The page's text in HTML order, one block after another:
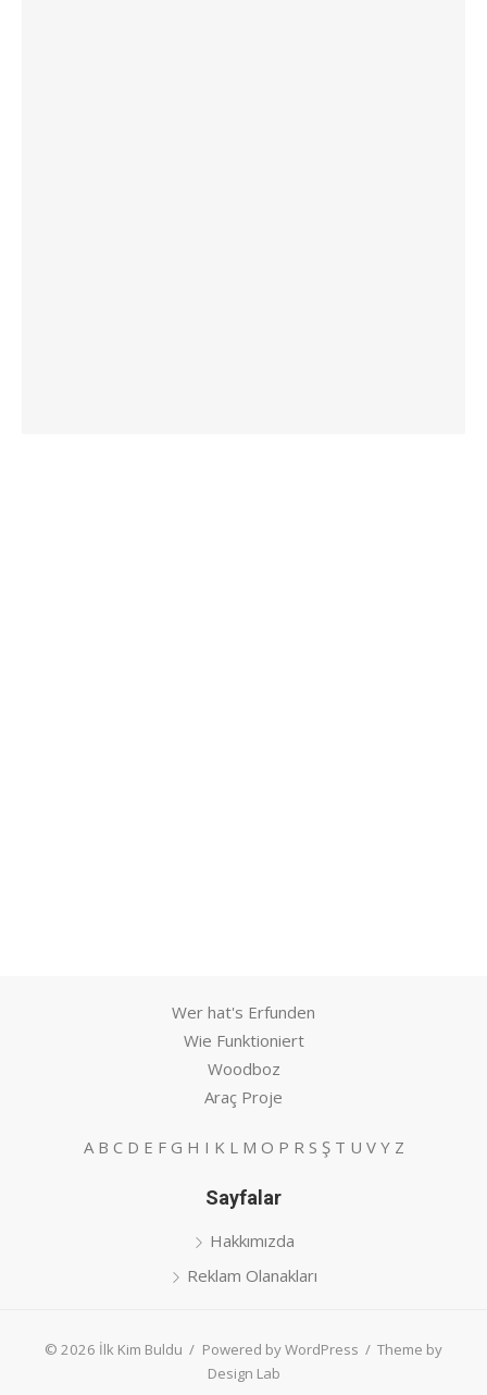
Wer hat's Erfunden
Wie Funktioniert
Woodboz
Araç Proje
A B C D E F G H I K L M O P R S Ş T U V Y Z
Sayfalar
Hakkımızda
Reklam Olanakları
© 2026 İlk Kim Buldu / Powered by WordPress / Theme by
Design Lab